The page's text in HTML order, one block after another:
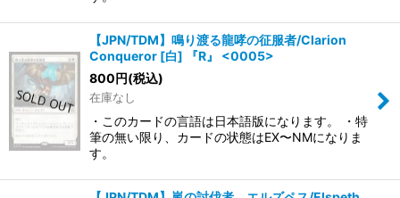
【JPN/TDM】鳴り渡る龍哮の征服者/Clarion
Conqueror [白] 『R』 <0005>
800円(税込)
在庫なし
・このカードの言語は日本語版になります。 ・特
筆の無い限り、カードの状態はEX〜NMになりま
す。